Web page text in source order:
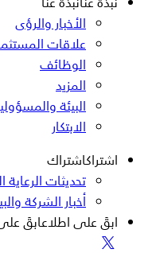
الأخبار والرؤى
علاقات
الوظائف
المزيد
البيئة
الابتكار
اشتراكاشتراك
تحديثات الرعاية
أخبار الشركة
ابقَ على اطلاعابقَ